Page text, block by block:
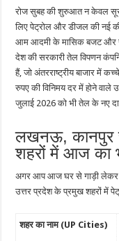
रोज सुबह की शुरुआत न केवल
लिए पेट्रोल और डीजल की नई
आम आदमी के मासिक बजट और
देश की सरकारी तेल विपणन
हैं, जो अंतरराष्ट्रीय बाजार में
रुपए की विनिमय दर में होने
जुलाई 2026 को भी तेल के नए
लखनऊ, कानपुर
शहरों में आज का
अगर आप आज घर से गाड़ी लेकर
उत्तर प्रदेश के प्रमुख शहरों में
शहर का नाम (UP Cities)